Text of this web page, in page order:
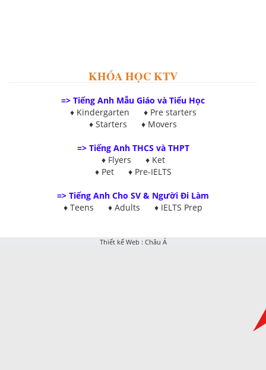
KHÓA HỌC KTV
=> Tiếng Anh Mẫu Giáo và Tiểu Học
♦ Kindergarten ♦ Pre starters
♦ Starters ♦ Movers
=> Tiếng Anh THCS và THPT
♦ Flyers ♦ Ket
♦ Pet♦ Pre-IELTS
=> Tiếng Anh Cho SV & Người Đi Làm
♦ Teens ♦ Adults ♦ IELTS Prep
Thiết kế Web : Châu Á